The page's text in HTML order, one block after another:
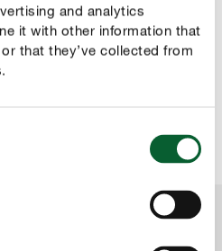
and analytics
it with other information that
that they’ve collected from
miętową?
należy przyciąć kilka